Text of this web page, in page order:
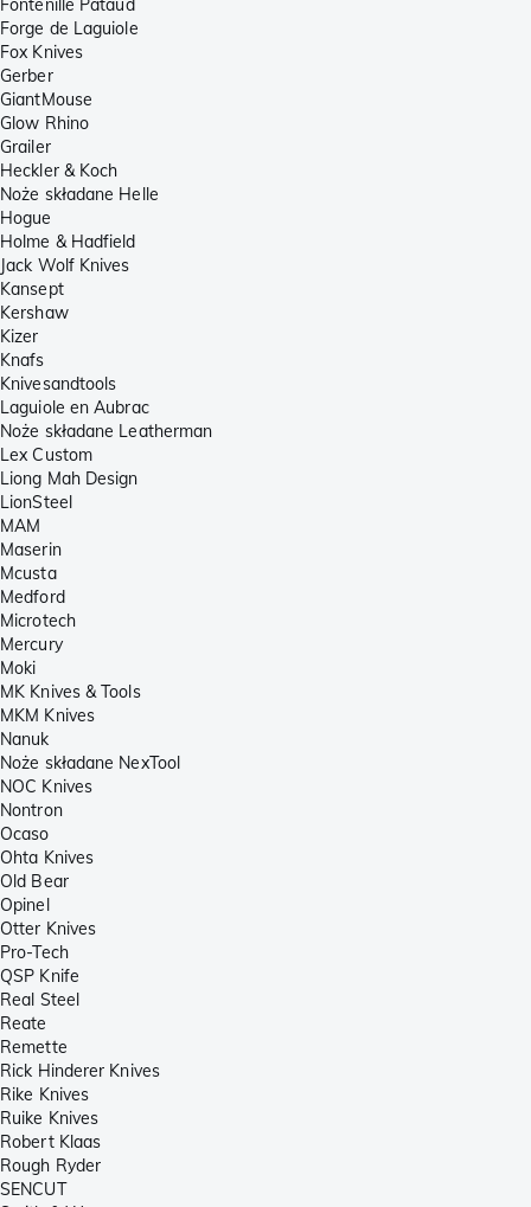
Fontenille Pataud
Forge de Laguiole
Fox Knives
Gerber
GiantMouse
Glow Rhino
Grailer
Heckler & Koch
Noże składane Helle
Hogue
Holme & Hadfield
Jack Wolf Knives
Kansept
Kershaw
Kizer
Knafs
Knivesandtools
Laguiole en Aubrac
Noże składane Leatherman
Lex Custom
Liong Mah Design
LionSteel
MAM
Maserin
Mcusta
Medford
Microtech
Mercury
Moki
MK Knives & Tools
MKM Knives
Nanuk
Noże składane NexTool
NOC Knives
Nontron
Ocaso
Ohta Knives
Old Bear
Opinel
Otter Knives
Pro-Tech
QSP Knife
Real Steel
Reate
Remette
Rick Hinderer Knives
Rike Knives
Ruike Knives
Robert Klaas
Rough Ryder
SENCUT